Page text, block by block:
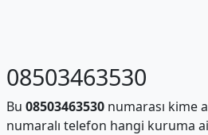
08503463530
Bu 08503463530numarası kime
numaralı telefon hangi kuruma